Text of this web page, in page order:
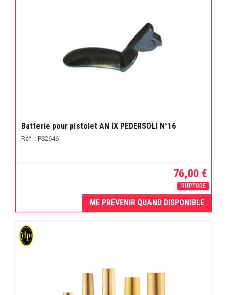
Batterie pour pistolet AN IX PEDERSOLI N°16
Réf. : PS2646
76,00 €
RUPTURE
ME PRÉVENIR QUAND DISPONIBLE